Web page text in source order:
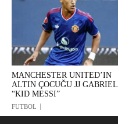
MANCHESTER UNITED’IN
ALTIN ÇOCUĞU JJ GABRIEL
“KID MESSI”
FUTBOL